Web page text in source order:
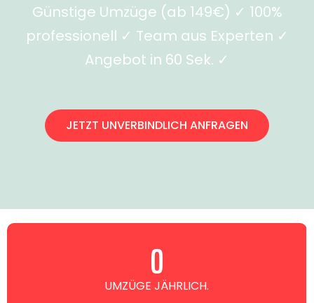
Günstige Umzüge (ab 149€) ✓ 100%
professionell ✓ Team aus Experten ✓
Angebot in 60 Sek. ✓
JETZT UNVERBINDLICH ANFRAGEN
UMZÜGE JÄHRLICH.
0